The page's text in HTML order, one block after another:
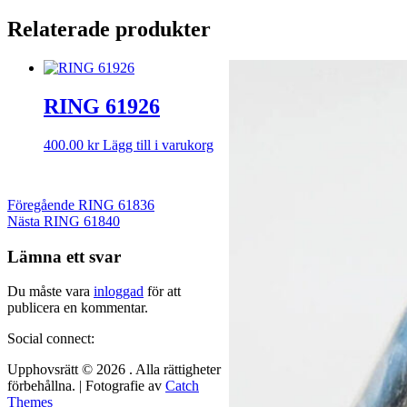
Relaterade produkter
RING 61926
400.00 kr Lägg till i varukorg
Inläggsnavigering
Föregående Föregående
inlägg:
RING 61836
Nästa Nästa
RING 61840
Lämna ett svar
Du måste vara inloggad för att
publicera en kommentar.
Social connect:
Upphovsrätt © 2026 . Alla rättigheter
förbehållna. | Fotografie av Catch
Themes